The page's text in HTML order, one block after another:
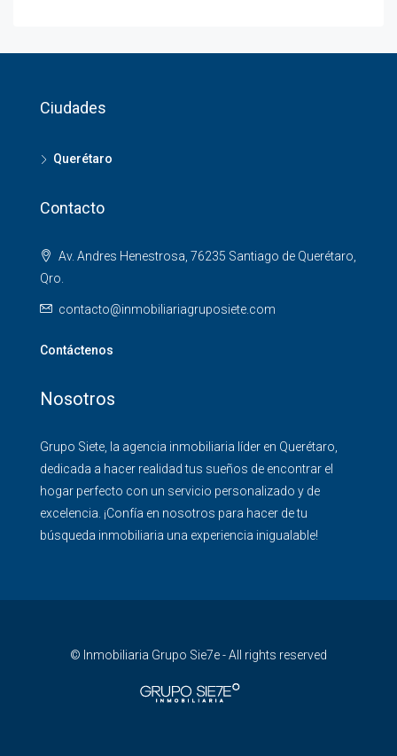
Ciudades
Querétaro
Contacto
Av. Andres Henestrosa, 76235 Santiago de Querétaro,
Qro.
contacto@inmobiliariagruposiete.com
Contáctenos
Nosotros
Grupo Siete, la agencia inmobiliaria líder en Querétaro,
dedicada a hacer realidad tus sueños de encontrar el
hogar perfecto con un servicio personalizado y de
excelencia. ¡Confía en nosotros para hacer de tu
búsqueda inmobiliaria una experiencia inigualable!
© Inmobiliaria Grupo Sie7e - All rights reserved